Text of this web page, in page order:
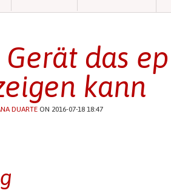
Gerät das
kann
DUARTEON 2016-07-18 18:47